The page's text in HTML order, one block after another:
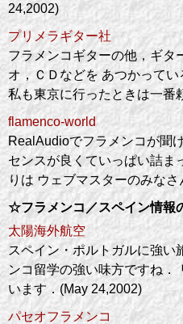
24,2002)
プリメラギター社
フラメンコギターの他，ギタ
オ，ＣＤなどを あつかってい
私も東京に行ったときは一番
flamenco-world
RealAudioでフラメンコが聞
センスが良くていっぱい詰ま
りは ウェブマスターのみな
☆フラメンコ／スペイン情報
太陽海外航空
スペイン・ポルトガルに強い
ンコ留学の強い味方ですね．
います．(May 24,2002)
パセオフラメンコ